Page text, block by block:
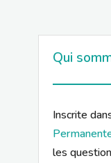
Qui
Inscrite
les